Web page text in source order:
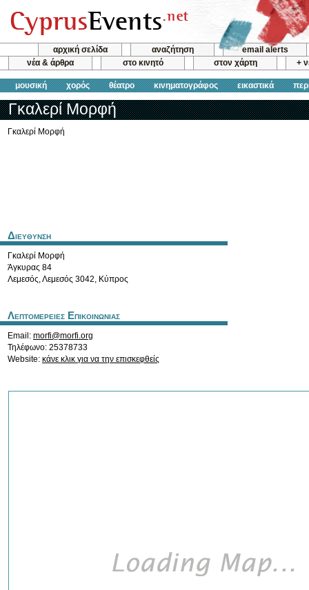
αρχική σελίδα αναζήτηση
email alerts
νέα & άρθρα
στο κινητό στον χάρτη +
μουσική χορός θέατρο κινηματογράφος εικαστικά
Γκαλερί Μορφή
Γκαλερί Μορφή
Διευθυνση
Γκαλερί Μορφή
Άγκυρας 84
Λεμεσός,Λεμεσός 3042, Κύπρος
Λεπτομερειες Επικοινωνιας
Email: morfi@morfi.org
Τηλέφωνο: 25378733
Website: κάνε κλικ για να την επισκεφθείς